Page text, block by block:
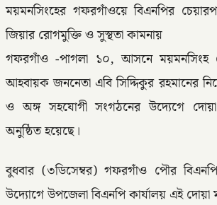
ময়মনসিংহের গফরগাঁওয়ে বিএনপির
জিয়ার রোগমুক্তি ও সুস্থতা কামনায়
গফরগাঁও -পাগলা ১০, আসনে ময়মনসিংহ
আহবায়ক জননেতা এবি সিদ্দিকুর রহমানের
ও অঙ্গ সহযোগী সংগঠনের উদ্যেগে
অনুষ্ঠিত হয়েছে।
বুধবার (৩ডিসেম্বর) গফরগাঁও পৌর
উদ্যোগে উপজেলা বিএনপি কার্যালয় এই দোয়া